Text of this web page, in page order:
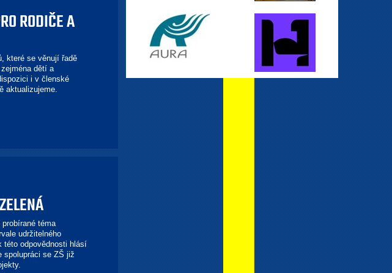
RODIČE A
které se věnují řadě
dětí a
i v členské
aktualizujeme.
téma
udržitelného
této odpovědnosti hlásí
spolupráci se ZŠ již